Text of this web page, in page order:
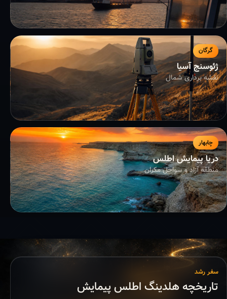
گرگان
ژئوسنج آسیا
نقشه برداری شمال
چابهار
دریا پیمایش اطلس
منطقه آزاد و سواحل مکران
سفر رشد
تاریخچه هلدینگ اطلس پیمایش